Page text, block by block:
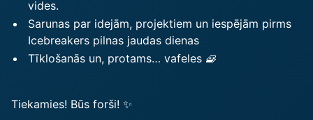
vides.
Sarunas par idejām, projektiem un iespējām pirms
Icebreakers pilnas jaudas dienas
Tīklošanās un, protams… vafeles 🧇
Tiekamies! Būs forši! ✨